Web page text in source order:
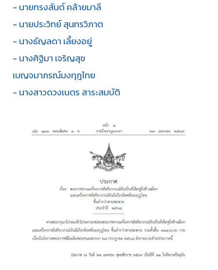
- นายทรงสันต์ คล้ายมาลี
- นายประวิทย์ สุนทรวิภาต
- นางธัญลดา เลี้ยงอยู่
- นางศิฐิมา เจริญสุข
เบญจมาภรณ์มงกุฎไทย
- นางสาวดวงเนตร สาระสมบัติ